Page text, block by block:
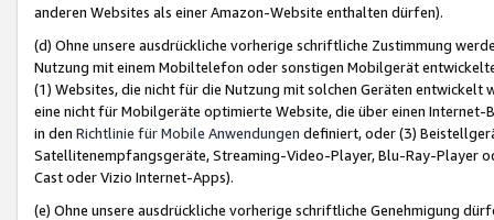
anderen Websites als einer Amazon-Website enthalten dürfen).
(d) Ohne unsere ausdrückliche vorherige schriftliche Zustimmung
Nutzung mit einem Mobiltelefon oder sonstigen Mobilgerät
(1) Websites, die nicht für die Nutzung mit solchen Geräten
eine nicht für Mobilgeräte optimierte Website, die über einen
in den Richtlinie für Mobile Anwendungen definiert, oder (3)
Satellitenempfangsgeräte, Streaming-Video-Player, Blu-Ray-Player
Cast oder Vizio Internet-Apps).
(e) Ohne unsere ausdrückliche vorherige schriftliche Genehmigung